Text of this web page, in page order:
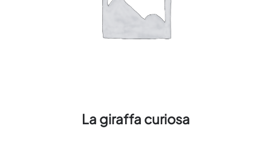
La giraffa curiosa